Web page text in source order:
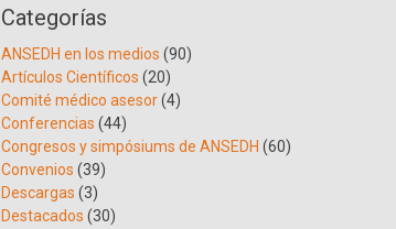
Categorías
ANSEDH en los medios (90)
Artículos Científicos (20)
Comité médico asesor(4)
Conferencias (44)
Congresos y simpósiums de ANSEDH (60)
Convenios (39)
Descargas (3)
Destacados (30)